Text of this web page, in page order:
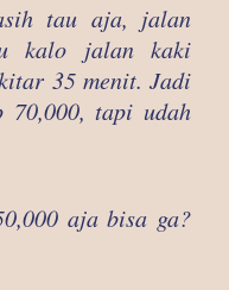
tau aja, jalan
kalo jalan kaki
35 menit. Jadi
70,000, tapi udah
aja bisa ga?